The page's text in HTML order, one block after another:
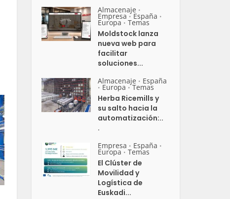
Almacenaje •
Empresa • España •
Europa • Temas
Moldstock lanza
nueva web para
facilitar
soluciones...
Almacenaje • España
• Europa • Temas
Herba Ricemills y
su salto hacia la
automatización:..
.
Empresa • España •
Europa • Temas
El Clúster de
Movilidad y
Logística de
Euskadi...